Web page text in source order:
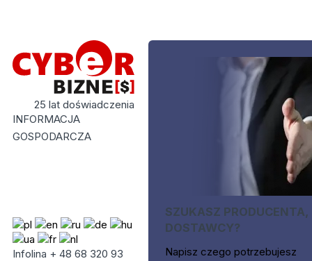
25 lat doświadczenia
INFORMACJA
GOSPODARCZA
Infolina + 48 68 320 93
SZUKASZ PRODUCENTA,
DOSTAWCY?
Napisz czego potrzebujesz